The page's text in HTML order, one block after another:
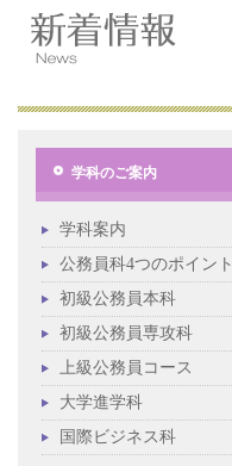
学科のご案内
学科案内
公務員科4つのポイント
初級公務員本科
初級公務員専攻科
上級公務員コース
大学進学科
国際ビジネス科